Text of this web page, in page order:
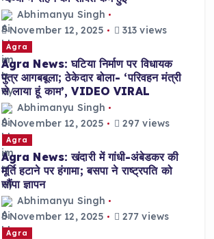
Abhimanyu Singh
November 12, 2025
313 views
Agra
Agra News: घटिया निर्माण पर विधायक
पुत्र आगबबूला; ठेकेदार बोला- ‘परिवहन मंत्री
से लाया हूं काम’, VIDEO VIRAL
Abhimanyu Singh
November 12, 2025
297 views
Agra
Agra News: खंदारी में गांधी-अंबेडकर की
मूर्ति हटाने पर हंगामा; बसपा ने राष्ट्रपति को
सौंपा ज्ञापन
Abhimanyu Singh
November 12, 2025
277 views
Agra